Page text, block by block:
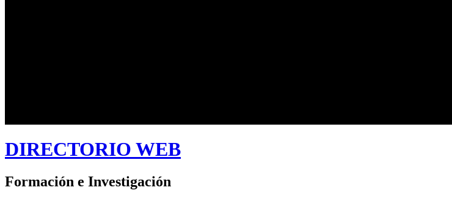
DIRECTORIO WEB
Formación e Investigación